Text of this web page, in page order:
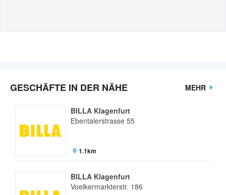
GESCHÄFTE IN DER NÄHE MEHR
BILLA Klagenfurt
Ebentalerstrasse 55
1.1km
BILLA Klagenfurt
Voelkermarkterstr. 186